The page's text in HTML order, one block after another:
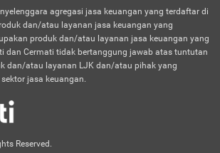
agregasi jasa keuangan yang terdaftar di
dan/atau layanan jasa keuangan yang
produk dan/atau layanan jasa keuangan yang
dan Cermati tidak bertanggung jawab atas tuntutan
dan/atau layanan LJK dan/atau pihak yang
jasa keuangan.
Reserved.